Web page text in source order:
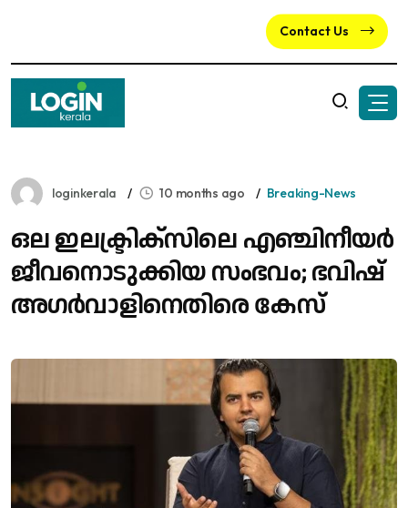
Contact Us
loginkerala 10 months ago Breaking-News
ഒ​ല ഇ​ല​ക്ട്രി​ക്‌​സി​ലെ എ​ഞ്ചി​നീ​യ​ര്‍
ജീ​വ​നൊ​ടു​ക്കി​യ സംഭവം; ഭ​വി​ഷ്
അ​ഗ​ര്‍​വാ​ളി​നെ​തി​രെ കേ​സ്